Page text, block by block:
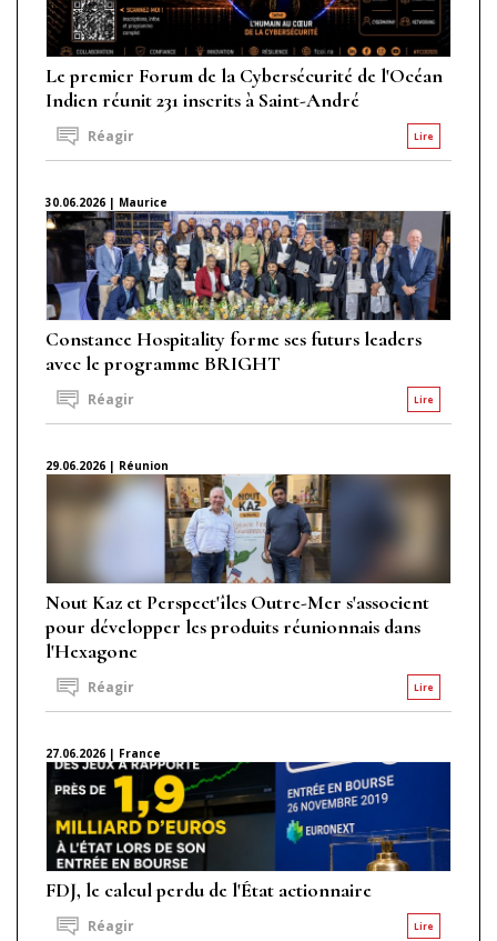
Le premier Forum de la Cybersécurité de l'Océan
Indien réunit 231 inscrits à Saint-André
Lire
Réagir
30.06.2026 | Maurice
Constance Hospitality forme ses futurs leaders
avec le programme BRIGHT
Lire
Réagir
29.06.2026 | Réunion
Nout Kaz et Perspect'îles Outre-Mer s'associent
pour développer les produits réunionnais dans
l'Hexagone
Lire
Réagir
27.06.2026 | France
FDJ, le calcul perdu de l'État actionnaire
Lire
Réagir